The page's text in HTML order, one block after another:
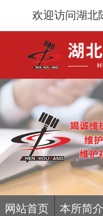
欢迎访问湖北
网站首页 本所简介